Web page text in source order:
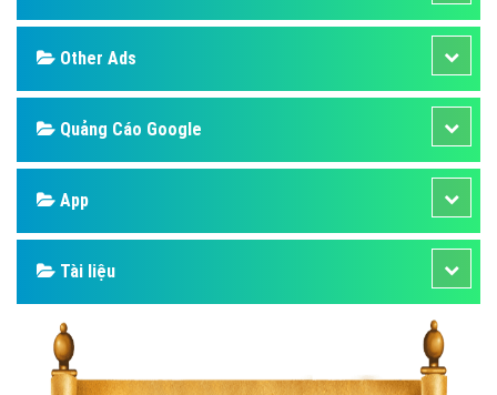
Other Ads
Quảng Cáo Google
App
Tài liệu